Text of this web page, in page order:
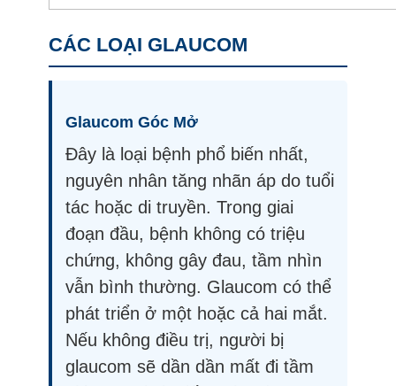
CÁC LOẠI GLAUCOM
Glaucom Góc Mở
Đây là loại bệnh phổ biến nhất,
nguyên nhân tăng nhãn áp do tuổi
tác hoặc di truyền. Trong giai
đoạn đầu, bệnh không có triệu
chứng, không gây đau, tầm nhìn
vẫn bình thường. Glaucom có thể
phát triển ở một hoặc cả hai mắt.
Nếu không điều trị, người bị
glaucom sẽ dần dần mất đi tầm